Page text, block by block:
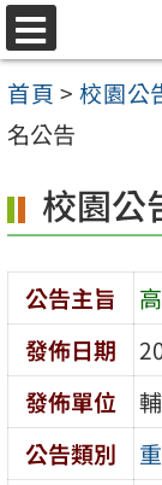
跳
至
主
要
容
區
選
單
首頁 > 校園公
名公告
校園公
公告主旨
發佈日期
發佈單位
公告類別